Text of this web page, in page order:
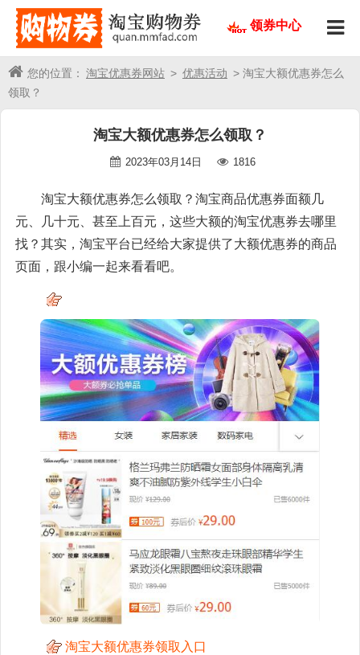
领券中心
您的位置： 淘宝优惠券网站 > 优惠活动 > 淘宝大额优惠券怎么
领取？
淘宝大额优惠券怎么领取？
2023年03月14日 1816
淘宝大额优惠券怎么领取？淘宝商品优惠券面额几
元、几十元、甚至上百元，这些大额的淘宝优惠券去哪里
找？其实，淘宝平台已经给大家提供了大额优惠券的商品
页面，跟小编一起来看看吧。
淘宝大额优惠券领取入口